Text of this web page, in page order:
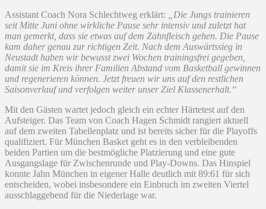
Assistant Coach Nora Schlechtweg erklärt:
„Die Jungs trainieren
seit Mitte Juni ohne wirkliche Pause sehr intensiv und zuletzt hat
man gemerkt, dass sie etwas auf dem Zahnfleisch gehen. Die Pause
kam daher genau zur richtigen Zeit. Nach dem Auswärtssieg in
Neustadt haben wir bewusst zwei Wochen trainingsfrei gegeben,
damit sie im Kreis ihrer Familien Abstand vom Basketball gewinnen
und regenerieren können. Jetzt freuen wir uns auf den restlichen
Saisonverlauf und verfolgen weiter unser Ziel Klassenerhalt.“
Mit den Gästen wartet jedoch gleich ein echter Härtetest auf den
Aufsteiger. Das Team von Coach Hagen Schmidt rangiert aktuell
auf dem zweiten Tabellenplatz und ist bereits sicher für die Playoffs
qualifiziert. Für München Basket geht es in den verbleibenden
beiden Partien um die bestmögliche Platzierung und eine gute
Ausgangslage für Zwischenrunde und Play-Downs. Das Hinspiel
konnte Jahn München in eigener Halle deutlich mit 89:61 für sich
entscheiden, wobei insbesondere ein Einbruch im zweiten Viertel
ausschlaggebend für die Niederlage war.